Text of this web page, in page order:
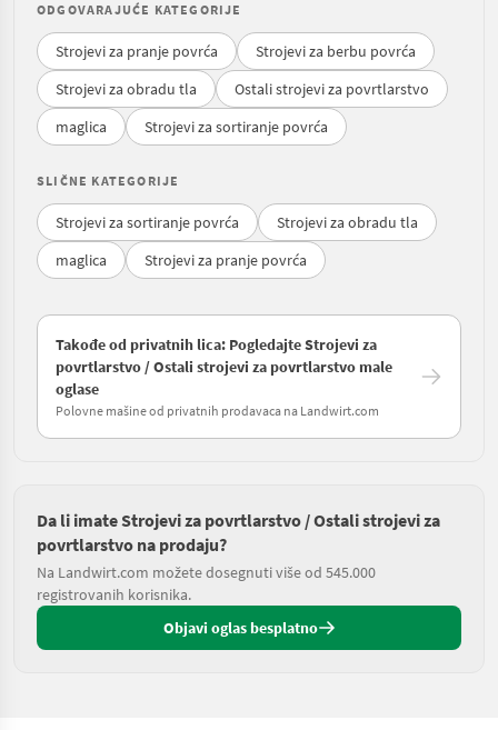
ODGOVARAJUĆE KATEGORIJE
Strojevi za pranje povrća
Strojevi za berbu povrća
Strojevi za obradu tla
Ostali strojevi za povrtlarstvo
maglica
Strojevi za sortiranje povrća
SLIČNE KATEGORIJE
Strojevi za sortiranje povrća
Strojevi za obradu tla
maglica
Strojevi za pranje povrća
Takođe od privatnih lica: Pogledajte Strojevi za
povrtlarstvo / Ostali strojevi za povrtlarstvo male
oglase
Polovne mašine od privatnih prodavaca na Landwirt.com
Da li imate Strojevi za povrtlarstvo / Ostali strojevi za
povrtlarstvo na prodaju?
Na Landwirt.com možete dosegnuti više od 545.000
registrovanih korisnika.
Objavi oglas besplatno